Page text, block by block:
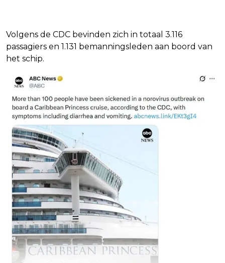
Volgens de CDC bevinden zich in totaal 3.116
passagiers en 1.131 bemanningsleden aan boord van
het schip.